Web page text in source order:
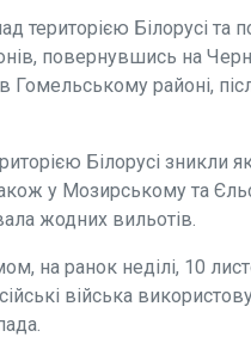
територією Білорусі та
повернувшись на
Гомельському районі,
Білорусі зникли
у Мозирському та
жодних вильотів.
на ранок неділі, 10
війська